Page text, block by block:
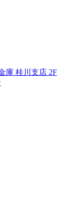
庫 桂川支店 2F